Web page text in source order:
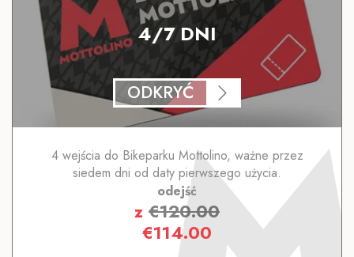
4/7 DNI
ODKRYĆ
4 wejścia do Bikeparku Mottolino, ważne przez
siedem dni od daty pierwszego użycia.
odejść
z €120.00
€114.00